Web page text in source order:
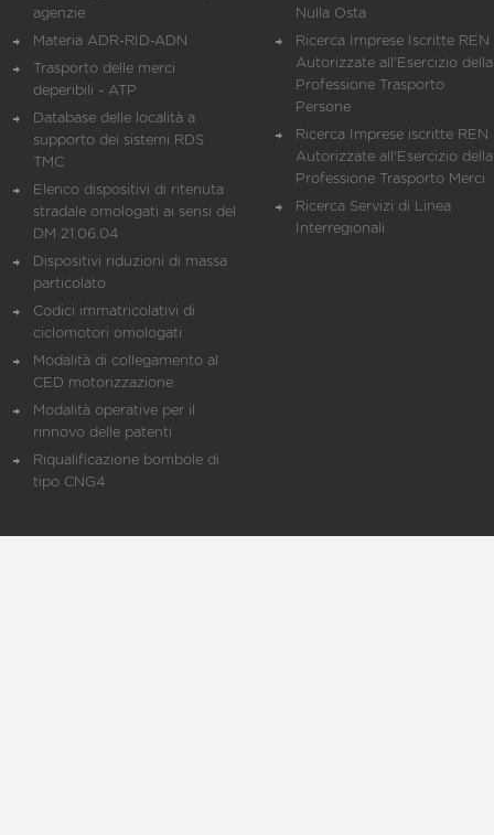
agenzie
Materia ADR-RID-ADN
Trasporto delle merci
deperibili - ATP
Database delle località a
supporto dei sistemi RDS
TMC
Elenco dispositivi di ritenuta
stradale omologati ai sensi del
DM 21.06.04
Dispositivi riduzioni di massa
particolato
Codici immatricolativi di
ciclomotori omologati
Modalità di collegamento al
CED motorizzazione
Modalità operative per il
rinnovo delle patenti
Riqualificazione bombole di
tipo CNG4
Nulla Osta
Ricerca Imprese Iscritte REN
Autorizzate all'Esercizio della
Professione Trasporto
Persone
Ricerca Imprese iscritte REN
Autorizzate all'Esercizio della
Professione Trasporto Merci
Ricerca Servizi di Linea
Interregionali